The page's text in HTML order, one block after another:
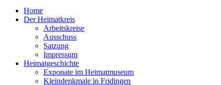
Home
Der Heimatkreis
Arbeitskreise
Ausschuss
Satzung
Impressum
Heimatgeschichte
Exponate im Heimatmuseum
Kleindenkmale in Fridingen